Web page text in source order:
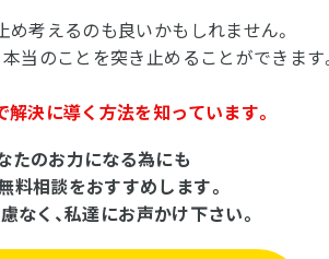
考えるのも良いかもしれません。
当のことを突き止めることができます
決に導く方法を知っています。
たのお力になる為にも
料相談をおすすめします。
なく、私達にお声かけ下さい。